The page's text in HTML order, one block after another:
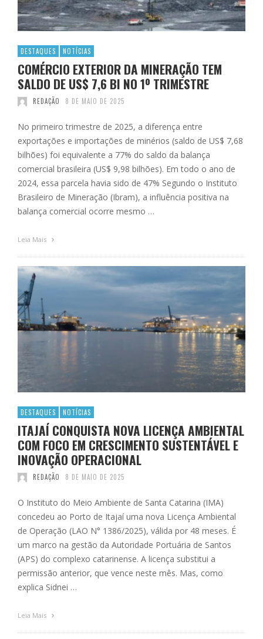
DESTAQUES NOTÍCIAS
COMÉRCIO EXTERIOR DA MINERAÇÃO TEM
SALDO DE US$ 7,6 BI NO 1º TRIMESTRE
REDAÇÃO 8 DE MAIO DE 2025
No primeiro trimestre de 2025, a diferença entre
exportações e importações de minérios (saldo de US$ 7,68
bilhões) foi equivalente a 77% do saldo da balança
comercial brasileira (US$ 9,98 bilhões). Em todo o ano de
2024, essa parcela havia sido de 47% Segundo o Instituto
Brasileiro de Mineração (Ibram), a influência positiva na
balança comercial ocorre mesmo …
Leia Mais
DESTAQUES NOTÍCIAS
ITAJAÍ CONQUISTA NOVA LICENÇA AMBIENTAL
COM FOCO EM CRESCIMENTO SUSTENTÁVEL E
INOVAÇÃO OPERACIONAL
REDAÇÃO 8 DE MAIO DE 2025
O Instituto do Meio Ambiente de Santa Catarina (IMA)
concedeu ao Porto de Itajaí uma nova Licença Ambiental
de Operação (LAO N° 1386/2025), válida por 48 meses. É
um marco na gestão da Autoridade Portuária de Santos
(APS) do complexo catarinense. A licença substitui a
permissão anterior, que vence neste mês. Mas, como
explica Sidnei …
Leia Mais